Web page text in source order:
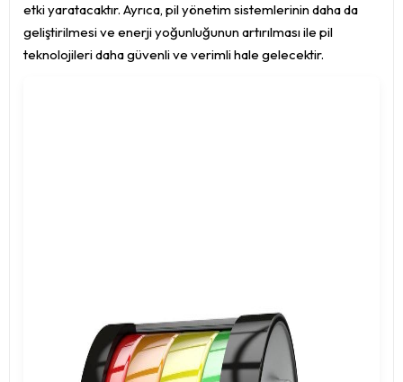
etki yaratacaktır. Ayrıca, pil yönetim sistemlerinin daha da
geliştirilmesi ve enerji yoğunluğunun artırılması ile pil
teknolojileri daha güvenli ve verimli hale gelecektir.